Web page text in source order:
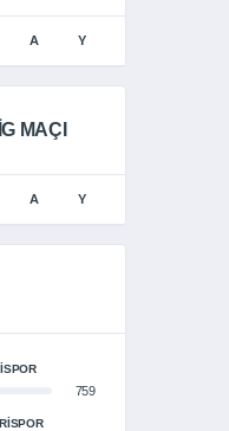
A Y
MAÇI
A Y
759